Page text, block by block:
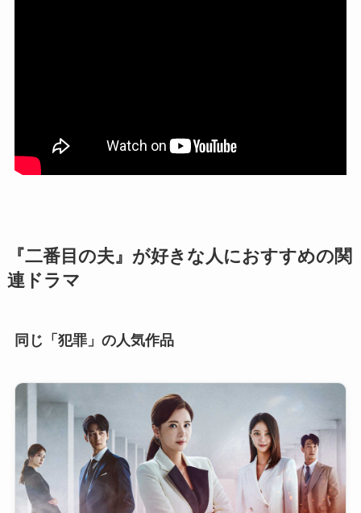
『二番目の夫』が好きな人におすすめの関
連ドラマ
同じ「犯罪」の人気作品